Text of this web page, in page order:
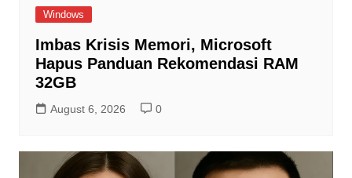
Windows
Imbas Krisis Memori, Microsoft
Hapus Panduan Rekomendasi RAM
32GB
August 6, 2026 0